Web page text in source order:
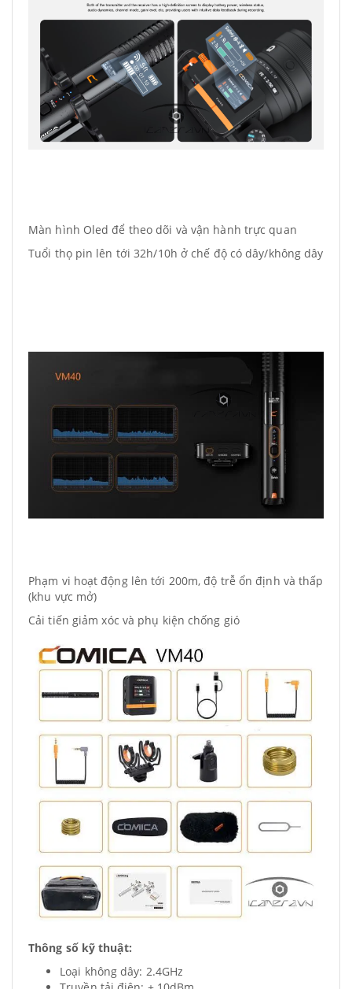
Màn hình Oled để theo dõi và vận hành trực quan
Tuổi thọ pin lên tới 32h/10h ở chế độ có dây/không dây
Phạm vi hoạt động lên tới 200m, độ trễ ổn định và thấp
(khu vực mở)
Cải tiến giảm xóc và phụ kiện chống gió
Thông số kỹ thuật:
Loại không dây: 2.4GHz